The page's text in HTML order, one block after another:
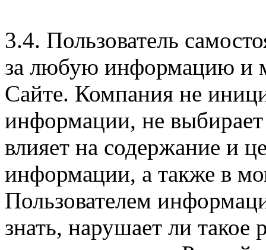
3.4. Пользователь
за любую информацию и
Сайте. Компания не
информации, не
влияет на содержание и
информации, а также в
Пользователем
знать, нарушает ли